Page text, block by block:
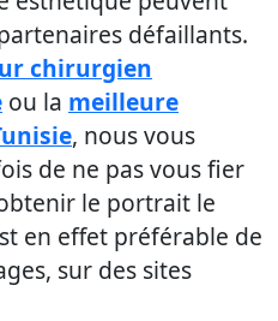
défaillants.
chirurgien
ou la meilleure
, nous vous
de ne pas vous fier
le portrait le
en effet préférable de
sur des sites